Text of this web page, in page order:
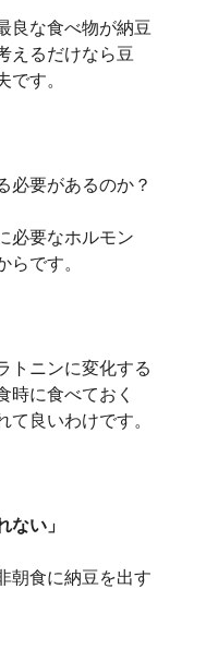
良な食べ物が納豆
えるだけなら豆
す。
必要があるのか？
必要なホルモン
らです。
トニンに変化する
時に食べておく
良いわけです。
ない」
朝食に納豆を出す